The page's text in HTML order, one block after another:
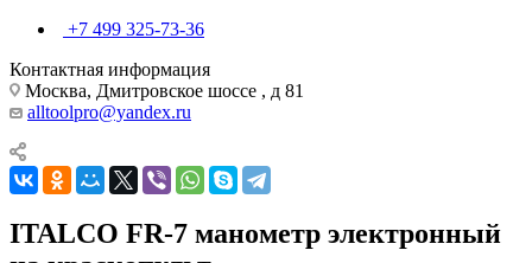
+7 499 325-73-36
Контактная информация
Москва, Дмитровское шоссе , д 81
alltoolpro@yandex.ru
ITALCO FR-7 манометр электронный